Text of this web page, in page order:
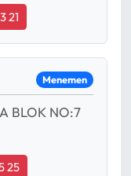
21
Menemen
BLOK NO:7
25